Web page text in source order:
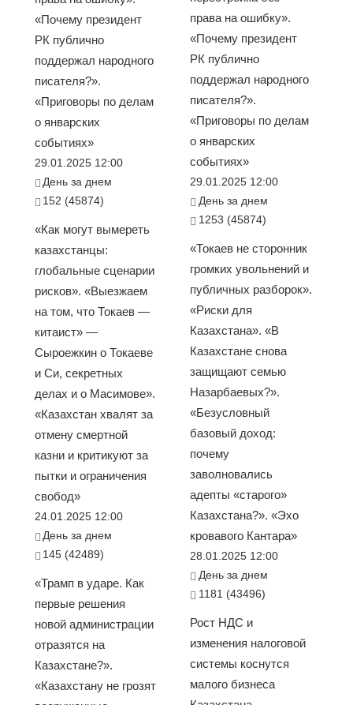
«Почему президент
РК публично
поддержал народного
писателя?».
«Приговоры по делам
о январских
событиях»
29.01.2025 12:00
День за днем
152 (45874)
«Как могут вымереть
казахстанцы:
глобальные сценарии
рисков». «Выезжаем
на том, что Токаев —
китаист» —
Сыроежкин о Токаеве
и Си, секретных
делах и о Масимове».
«Казахстан хвалят за
отмену смертной
казни и критикуют за
пытки и ограничения
свобод»
24.01.2025 12:00
День за днем
145 (42489)
«Трамп в ударе. Как
первые решения
новой администрации
отразятся на
Казахстане?».
«Казахстану не грозят
права на ошибку».
«Почему президент
РК публично
поддержал народного
писателя?».
«Приговоры по делам
о январских
событиях»
29.01.2025 12:00
День за днем
1253 (45874)
«Токаев не сторонник
громких увольнений и
публичных разборок».
«Риски для
Казахстана». «В
Казахстане снова
защищают семью
Назарбаевых?».
«Безусловный
базовый доход:
почему
заволновались
адепты «старого»
Казахстана?». «Эхо
кровавого Кантара»
28.01.2025 12:00
День за днем
1181 (43496)
Рост НДС и
изменения налоговой
системы коснутся
малого бизнеса